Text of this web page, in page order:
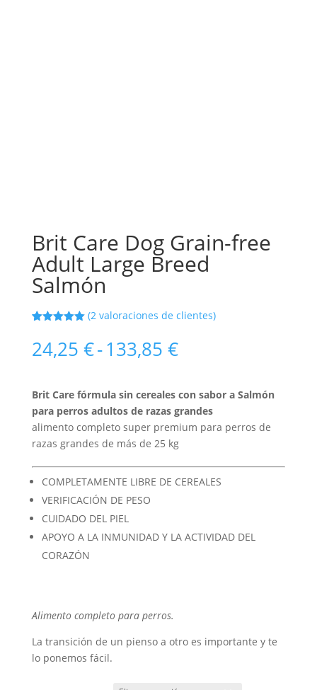
Brit Care Dog Grain-free
Adult Large Breed
Salmón
5 en base
clientes
(2 valoraciones de clientes)
24,25 €-133,85 €Rango
de
desde
24,25 €
hasta
133,85 €
Brit Care fórmula sin cereales con sabor a Salmón
para perros adultos de razas grandes
alimento completo super premium para perros de
razas grandes de más de 25 kg
COMPLETAMENTE LIBRE DE CEREALES
VERIFICACIÓN DE PESO
CUIDADO DEL PIEL
APOYO A LA INMUNIDAD Y LA ACTIVIDAD DEL
CORAZÓN
Alimento completo para perros.
La transición de un pienso a otro es importante y te
lo ponemos fácil.